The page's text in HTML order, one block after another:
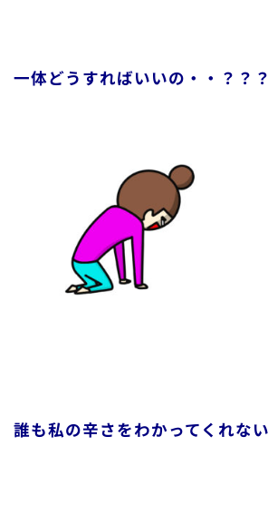
一体どうすればいいの・・？？？
誰も私の辛さをわかってくれな